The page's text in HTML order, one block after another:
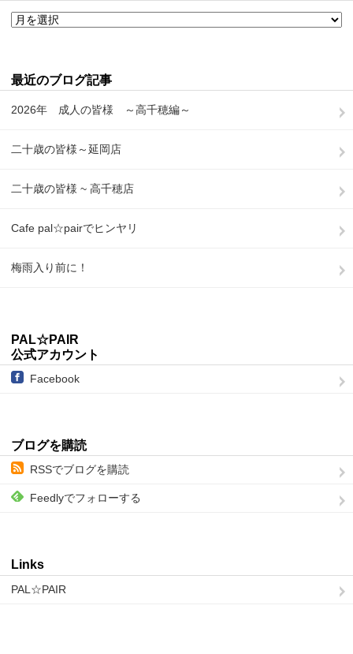
最近のブログ記事
2026年 成人の皆様 ～高千穂編～
二十歳の皆様～延岡店
二十歳の皆様 ~ 高千穂店
Cafe pal☆pairでヒンヤリ
梅雨入り前に！
PAL☆PAIR
公式アカウント
Facebook
ブログを購読
RSSでブログを購読
Feedlyでフォローする
Links
PAL☆PAIR